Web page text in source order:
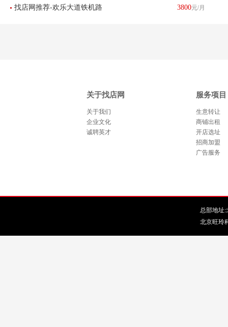
米棋牌室急转-已转让
找店网推荐-欢乐大道铁机路 3800元/月
关于找店网
关于我们
企业文化
诚聘英才
服务项目
生意转让
商铺出租
开店选址
招商加盟
广告服务
总部地址:
北京旺玲